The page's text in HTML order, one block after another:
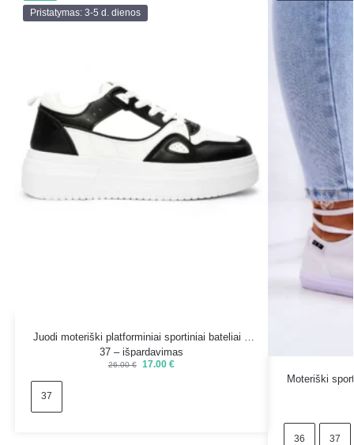
Pristatymas: 3-5 d. dienos
Juodi moteriški platforminiai sportiniai bateliai –
37 – išpardavimas
26.00€ 17.00 €
37
Moteriški
36 37